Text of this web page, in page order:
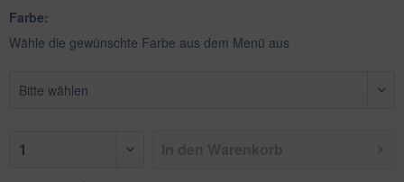
Farbe:
Wähle die gewünschte Farbe aus dem Menü aus